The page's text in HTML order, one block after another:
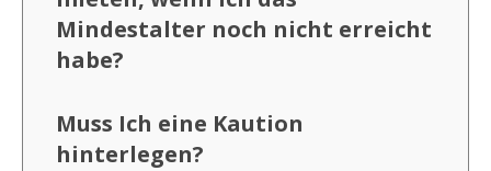
Mindestalter noch nicht erreicht
habe?
Muss Ich eine Kaution
hinterlegen?